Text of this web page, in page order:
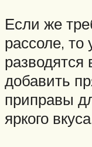
Если же
рассоле, то
добавить
приправы
яркого